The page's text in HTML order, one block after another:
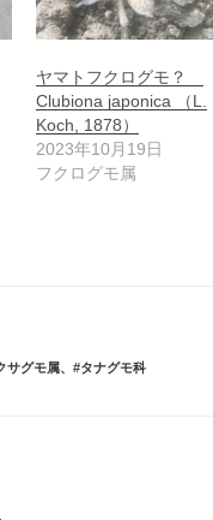
ヤマトフクログモ？
Clubiona japonica （L.
Koch, 1878）
2023年10月19日
フクログモ属
サグモ属、 #タナグモ科